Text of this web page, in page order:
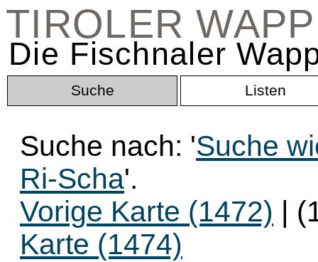
TIROLER
Die Fischnaler
Suche Listen
Suche nach: 'Suche
Ri-Scha'.
Vorige Karte (1472) |
Karte (1474)